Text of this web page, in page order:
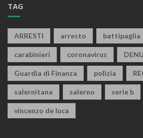
TAG
ARRESTI arresto battipaglia
carabinieri coronavirus
Guardia di Finanza polizia
salernitana salerno serie b
vincenzo de luca